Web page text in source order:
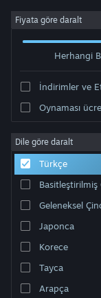
Giriş yap
Hakkında
Destek
Dili değiştir
Steam mobil
Masaüstü internet
Fiyata göre daralt
Herhangi
İndirimler ve
Oynaması
Dile göre daralt
Türkçe
Basitleştirilmiş
Geleneksel
Japonca
Korece
Tayca
Arapça
Geliştirici: Benjamin
Sırala Uygunluk
0 sonuç aramanızla
ürün dâhil edilmedi.